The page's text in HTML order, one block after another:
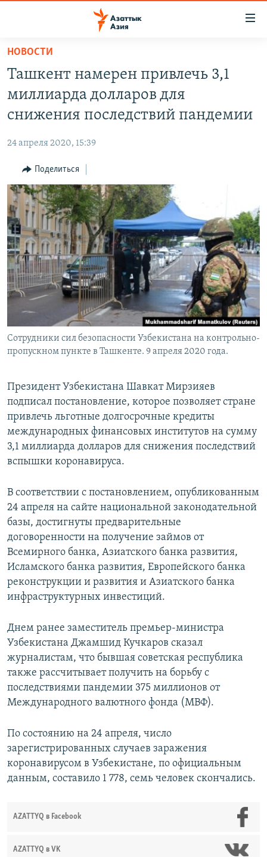
Вернуться
основному
содержанию
главной
навигации
Вернутся
поиску
ТАДЖИКИСТАН
ВОЙНА В УКРАИНЕ
ҚАЗАҚША
КЫРГЫЗЧА
ЎЗБЕКЧА
ТОҶИКӢ
TÜRKMENÇE
Все сайты РСЕ/РС
НОВОСТИ
Ташкент намерен привлечь 3,1
миллиарда долларов для
снижения последствий пандемии
24 апреля 2020, 15:39
Поделиться
Сотрудники сил безопасности Узбекистана на контрольно-
пропускном пункте в Ташкенте. 9 апреля 2020 года.
Президент Узбекистана Шавкат Мирзияев
подписал постановление, которое позволяет стране
привлечь льготные долгосрочные кредиты
международных финансовых институтов на сумму
3,1 миллиарда долларов для снижения последствий
вспышки коронавируса.
В соответствии с постановлением, опубликованным
24 апреля на сайте национальной законодательной
базы, достигнуты предварительные
договоренности на получение займов от
Всемирного банка, Азиатского банка развития,
Исламского банка развития, Европейского банка
реконструкции и развития и Азиатского банка
инфраструктурных инвестиций.
Днем ранее заместитель премьер-министра
Узбекистана Джамшид Кучкаров сказал
журналистам, что бывшая советская республика
также рассчитывает получить на борьбу с
последствиями пандемии 375 миллионов от
Международного валютного фонда (МВФ).
По состоянию на 24 апреля, число
зарегистрированных случаев заражения
коронавирусом в Узбекистане, по официальным
данным, составило 1 778, семь человек скончались.
AZATTYQ в Facebook
AZATTYQ в VK